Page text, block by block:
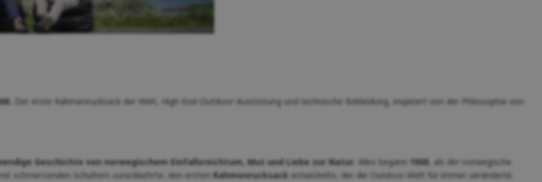
Der erste Rahmenrucksack der Welt, High-End-Outdoor-Ausrüstung und technische Bekleidung, inspiriert von der Philosophie von
Geschichte von norwegischem Einfallsreichtum, Mut und Liebe zur Natur . Alles begann 1908 , als der norwegische
schmerzenden Schultern zurückkehrte, den ersten Rahmenrucksack entwickelte, der die Outdoor-Welt für immer veränderte.